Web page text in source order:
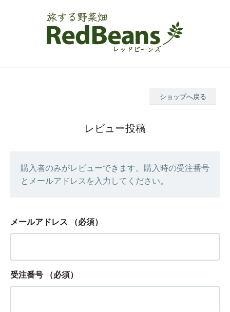
ショップへ戻る
レビュー投稿
購入者のみがレビューできます。購入時の受注番号
とメールアドレスを入力してください。
メールアドレス （必須）
受注番号 （必須）